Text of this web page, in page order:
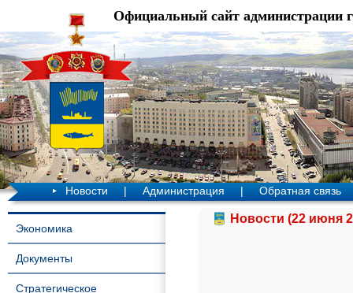
Официальный сайт администрации
Новости | Администрация | Обратная связь
Экономика
Документы
Стратегическое
Новости (22 июня